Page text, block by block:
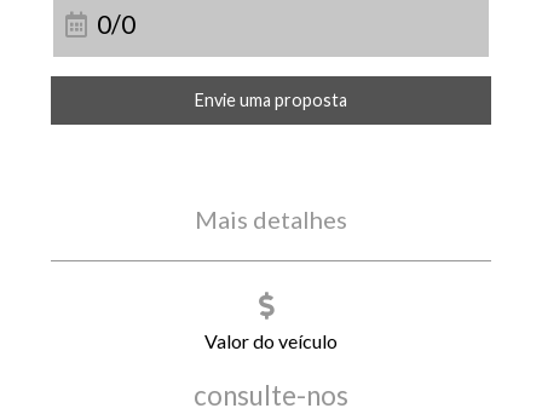
0/0
Envie uma proposta
Mais detalhes
Valor do veículo
consulte-nos